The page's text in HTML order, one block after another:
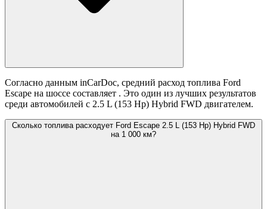
Согласно данным inCarDoc, средний расход топлива Ford
Escape на шоссе составляет . Это один из лучших результатов
среди автомобилей с 2.5 L (153 Hp) Hybrid FWD двигателем.
Сколько топлива расходует Ford Escape 2.5 L (153 Hp) Hybrid FWD
на 1 000 км?